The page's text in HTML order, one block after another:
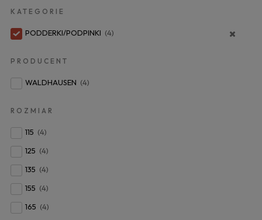
KATEGORIE
PODDERKI/PODPINKI (4)
PRODUCENT
WALDHAUSEN (4)
ROZMIAR
115 (4)
125 (4)
135 (4)
155 (4)
165 (4)